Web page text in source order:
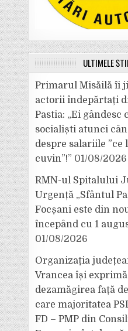
ULTIMELE
Primarul Misăilă îi
actorii îndepărtați
Pastia: „Ei gândesc
socialiști atunci
despre salariile ”ce
cuvin”!” 01/08/2026
RMN-ul Spitalului
Urgență „Sfântul
Focșani este din
începând cu 1
01/08/2026
Organizația
Vrancea își exprimă
dezamăgirea față
care majoritatea
FD – PMP din